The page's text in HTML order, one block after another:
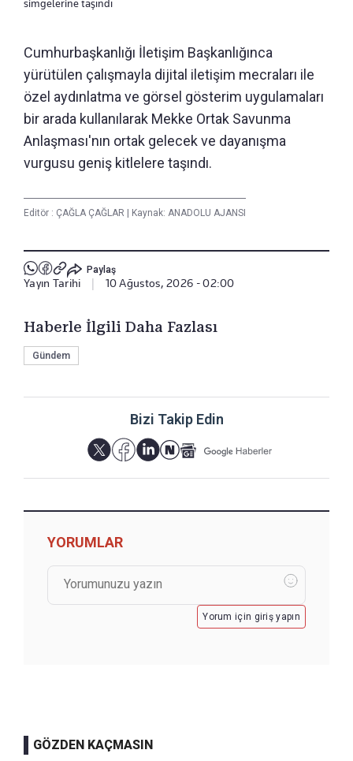
simgelerine taşındı
Cumhurbaşkanlığı İletişim Başkanlığınca
yürütülen çalışmayla dijital iletişim mecraları ile
özel aydınlatma ve görsel gösterim uygulamaları
bir arada kullanılarak Mekke Ortak Savunma
Anlaşması'nın ortak gelecek ve dayanışma
vurgusu geniş kitlelere taşındı.
Editör : ÇAĞLA ÇAĞLAR Kaynak: ANADOLU AJANSI
Paylaş
Yayın Tarihi 10 Ağustos, 2026 - 02:00
Haberle İlgili Daha Fazlası
Gündem
Bizi Takip Edin
YORUMLAR
Yorum için giriş yapın
GÖZDEN KAÇMASIN